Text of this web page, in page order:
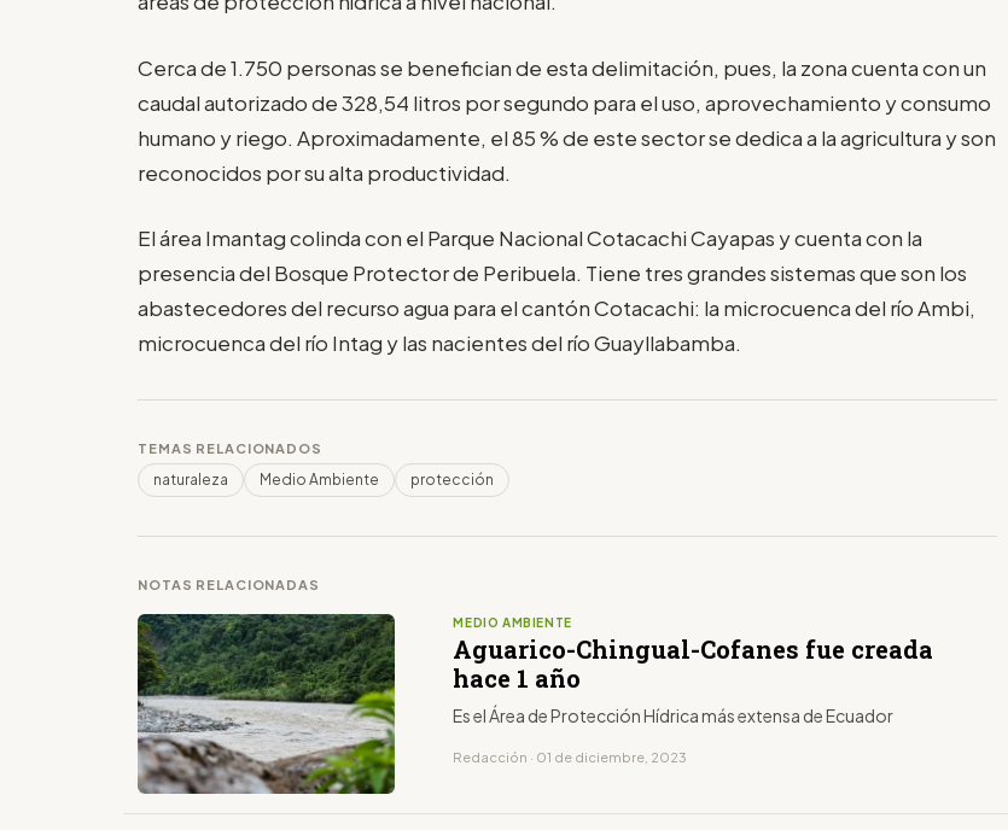
Cerca de 1.750 personas se benefician de esta delimitación, pues, la zona cuenta con un
caudal autorizado de 328,54 litros por segundo para el uso, aprovechamiento y consumo
humano y riego. Aproximadamente, el 85 % de este sector se dedica a la agricultura y son
reconocidos por su alta productividad.
El área Imantag colinda con el Parque Nacional Cotacachi Cayapas y cuenta con la
presencia del Bosque Protector de Peribuela. Tiene tres grandes sistemas que son los
abastecedores del recurso agua para el cantón Cotacachi: la microcuenca del río Ambi,
microcuenca del río Intag y las nacientes del río Guayllabamba.
TEMAS RELACIONADOS
naturaleza Medio Ambiente protección
NOTAS RELACIONADAS
MEDIO AMBIENTE
Aguarico-Chingual-Cofanes fue creada
hace 1 año
Es el Área de Protección Hídrica más extensa de Ecuador
Redacción · 01 de diciembre, 2023